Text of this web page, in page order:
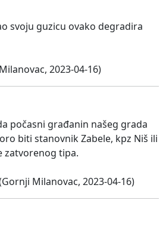
svoju guzicu ovako degradira
2023-04-16)
počasni građanin našeg grada
biti stanovnik Zabele, kpz Niš ili
zatvorenog tipa.
Milanovac, 2023-04-16)